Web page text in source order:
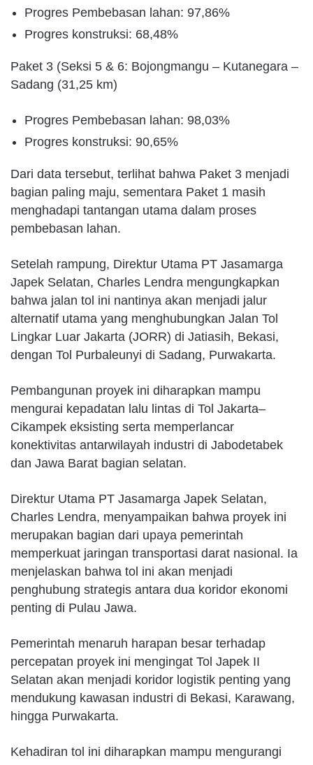
Progres Pembebasan lahan: 97,86%
Progres konstruksi: 68,48%
Paket 3 (Seksi 5 & 6: Bojongmangu – Kutanegara –
Sadang (31,25 km)
Progres Pembebasan lahan: 98,03%
Progres konstruksi: 90,65%
Dari data tersebut, terlihat bahwa Paket 3 menjadi
bagian paling maju, sementara Paket 1 masih
menghadapi tantangan utama dalam proses
pembebasan lahan.
Setelah rampung, Direktur Utama PT Jasamarga
Japek Selatan, Charles Lendra mengungkapkan
bahwa jalan tol ini nantinya akan menjadi jalur
alternatif utama yang menghubungkan Jalan Tol
Lingkar Luar Jakarta (JORR) di Jatiasih, Bekasi,
dengan Tol Purbaleunyi di Sadang, Purwakarta.
Pembangunan proyek ini diharapkan mampu
mengurai kepadatan lalu lintas di Tol Jakarta–
Cikampek eksisting serta memperlancar
konektivitas antarwilayah industri di Jabodetabek
dan Jawa Barat bagian selatan.
Direktur Utama PT Jasamarga Japek Selatan,
Charles Lendra, menyampaikan bahwa proyek ini
merupakan bagian dari upaya pemerintah
memperkuat jaringan transportasi darat nasional. Ia
menjelaskan bahwa tol ini akan menjadi
penghubung strategis antara dua koridor ekonomi
penting di Pulau Jawa.
Pemerintah menaruh harapan besar terhadap
percepatan proyek ini mengingat Tol Japek II
Selatan akan menjadi koridor logistik penting yang
mendukung kawasan industri di Bekasi, Karawang,
hingga Purwakarta.
Kehadiran tol ini diharapkan mampu mengurangi